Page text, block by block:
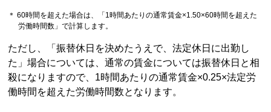
＊ 60時間を超えた場合は、「1時間あたりの通常賃金×1.50×60時間を超えた
労働時間数」で計算します。
ただし、「振替休日を決めたうえで、法定休日に出勤し
た」場合については、通常の賃金については振替休日と相
殺になりますので、1時間あたりの通常賃金×0.25×法定労
働時間を超えた労働時間数となります。